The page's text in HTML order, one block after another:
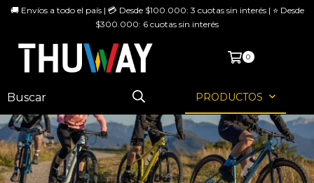
🚚 Envíos a todo el país | 💳 Desde $100.000: 3 cuotas sin interés | ⭐ Desde
$300.000: 6 cuotas sin interés
0
PRODUCTOS